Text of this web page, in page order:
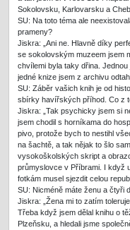
Sokolovsku, Karlovarsku a
SU: Na toto téma ale
prameny?
Jiskra: „Ani ne. Hlavně díky
se sokolovským muzeem jsem
chvílemi byla taky dřina.
jedné knize jsem z archivu
SU: Záběr vašich knih je od
sbírky havířských příhod. Co z
Jiskra: „Tak psychicky jsem si
jsem chodil s horníkama do
pivo, protože bych to nestihl
na šachtě, a tak nějak to šlo
vysokoškolských skript a
průmyslovce v Příbrami. I když
fotkám musel sjezdit celou
SU: Nicméně máte ženu a čtyři
Jiskra: „Žena mi to zatím
Třeba když jsem dělal knihu o
Plzeňsku, a hledali jsme